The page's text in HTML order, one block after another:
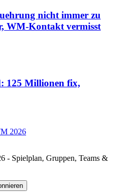
nicht immer zu
WM-Kontakt vermisst
125 Millionen fix,
2026
- Spielplan, Gruppen, Teams &